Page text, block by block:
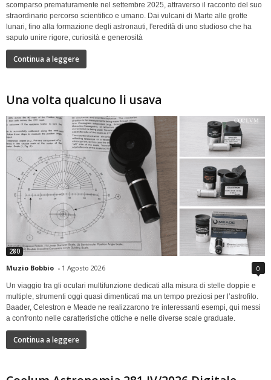
scomparso prematuramente nel settembre 2025, attraverso il racconto del suo
straordinario percorso scientifico e umano. Dai vulcani di Marte alle grotte
lunari, fino alla formazione degli astronauti, l'eredità di uno studioso che ha
saputo unire rigore, curiosità e generosità
Continua a leggere
Una volta qualcuno li usava
280
Muzio Bobbio - 1 Agosto 2026 0
Un viaggio tra gli oculari multifunzione dedicati alla misura di stelle doppie e
multiple, strumenti oggi quasi dimenticati ma un tempo preziosi per l’astrofilo.
Baader, Celestron e Meade ne realizzarono tre interessanti esempi, qui messi
a confronto nelle caratteristiche ottiche e nelle diverse scale graduate.
Continua a leggere